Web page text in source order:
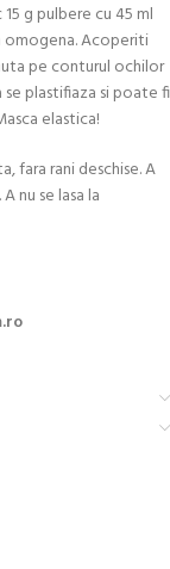
g pulbere cu 45 ml
omogena. Acoperiti
pe conturul ochilor
se plastifiaza si poate fi
elastica!
fara rani deschise. A
nu se lasa la